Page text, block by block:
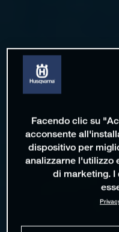
Facendo clic su
acconsente
dispositivo per
analizzarne l'utilizzo
di marketing. I